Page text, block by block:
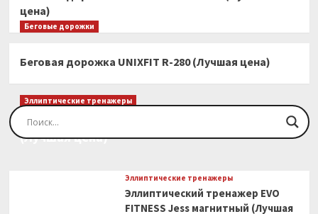
цена)
Беговые дорожки
Беговая дорожка UNIXFIT R-280 (Лучшая цена)
Эллиптические тренажеры
Эллиптический тренажер EVO FITNESS Orion
(Лучшая цена)
Эллиптические тренажеры
Эллиптический тренажер EVO
FITNESS Jess магнитный (Лучшая